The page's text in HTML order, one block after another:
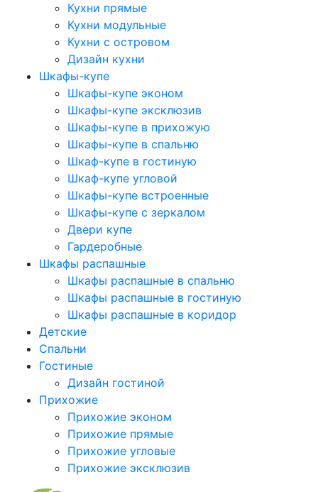
Кухни прямые
Кухни модульные
Кухни с островом
Дизайн кухни
Шкафы-купе
Шкафы-купе эконом
Шкафы-купе эксклюзив
Шкафы-купе в прихожую
Шкафы-купе в спальню
Шкаф-купе в гостиную
Шкаф-купе угловой
Шкафы-купе встроенные
Шкафы-купе с зеркалом
Двери купе
Гардеробные
Шкафы распашные
Шкафы распашные в спальню
Шкафы распашные в гостиную
Шкафы распашные в коридор
Детские
Спальни
Гостиные
Дизайн гостиной
Прихожие
Прихожие эконом
Прихожие прямые
Прихожие угловые
Прихожие эксклюзив